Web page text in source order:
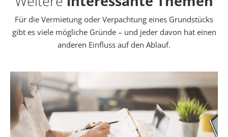
Für die Vermietung oder Verpachtung eines Grundstücks
gibt es viele mögliche Gründe – und jeder davon hat einen
anderen Einfluss auf den Ablauf.